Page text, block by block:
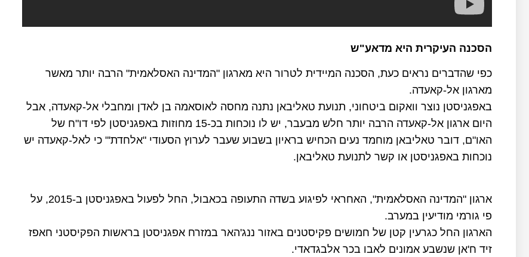
הסכנה העיקרית היא מדאע"ש
כפי שהדברים נראים כעת, הסכנה המיידית לטרור היא מארגון "המדינה האסלאמית" הרבה יותר מאשר
מארגון אל-קאעדה.
באפגניסטן נוצר וואקום ביטחוני, תנועת טאליבאן נתנה מחסה לאוסאמה בן לאדן ומחבלי אל-קאעדה, אבל
היום ארגון אל-קאעדה הרבה יותר חלש מבעבר, יש לו נוכחות בכ-15 מחוזות באפגניסטן לפי דו"ח של
האו"ם, דובר טאליבאן מוחמד נעים הכחיש בראיון בשבוע שעבר לערוץ הסעודי "אלחדת'" כי לאל-קאעדה יש
נוכחות באפגניסטן או קשר לתנועת טאליבאן.
ארגון "המדינה האסלאמית", האחראי לפיגוע בשדה התעופה בכאבול, החל לפעול באפגניסטן ב-2015, על
פי גורמי מודיעין במערב.
הארגון החל כגרעין קטן של חמושים פקיסטנים באזור ננג'האר במזרח אפגניסטן בראשות הפקיסטני חאפז
זיד ח'אן שנשבע אמונים לאבו בכר אלבגדאדי.